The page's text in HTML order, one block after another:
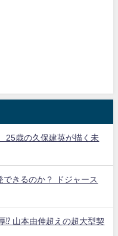
25歳の久保建英が描く未
できるのか？ ドジャース
⁉︎ 山本由伸超えの超大型契